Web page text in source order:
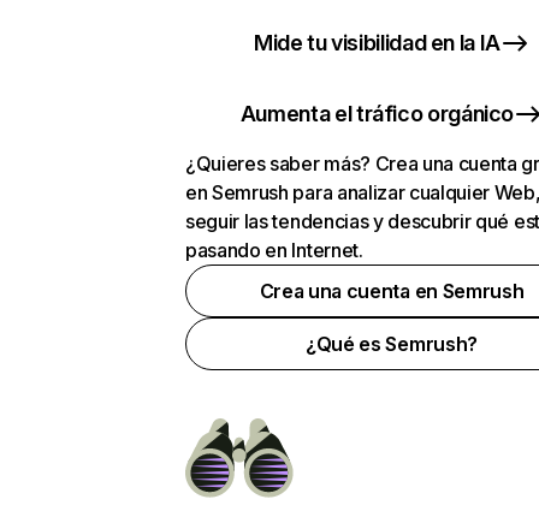
Mide tu visibilidad en la IA
Aumenta el tráfico orgánico
¿Quieres saber más? Crea una cuenta
en Semrush para analizar cualquier
seguir las tendencias y descubrir qué
pasando en Internet.
Crea una cuenta en Semrush
¿Qué es Semrush?